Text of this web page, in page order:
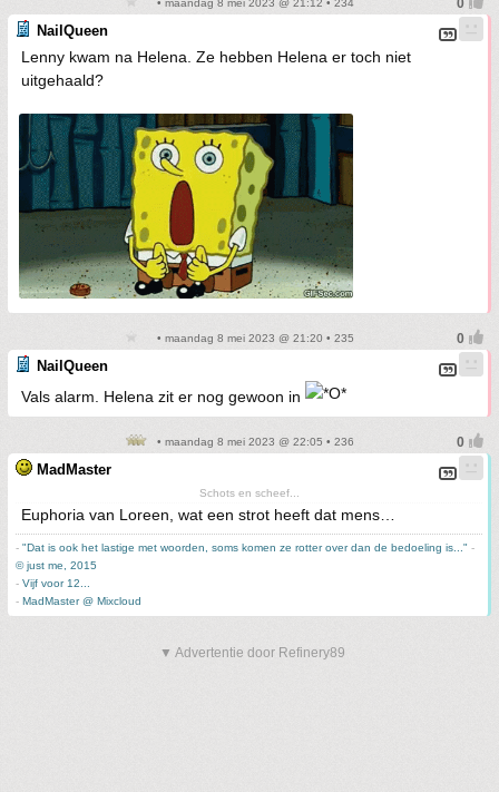
• maandag 8 mei 2023 @ 21:12 • 234
NailQueen
Lenny kwam na Helena. Ze hebben Helena er toch niet
uitgehaald?
• maandag 8 mei 2023 @ 21:20 • 235
NailQueen
Vals alarm. Helena zit er nog gewoon in
• maandag 8 mei 2023 @ 22:05 • 236
MadMaster
Schots en scheef...
Euphoria van Loreen, wat een strot heeft dat mens…
- "Dat is ook het lastige met woorden, soms komen ze rotter over dan de bedoeling is..." -
© just me, 2015
- Vijf voor 12...
- MadMaster @ Mixcloud
▼ Advertentie door Refinery89